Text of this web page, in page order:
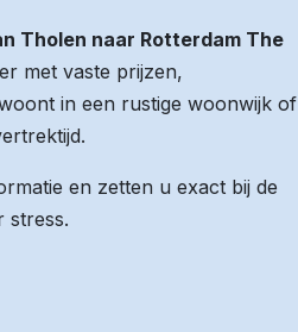
Tholen naar Rotterdam The
met vaste prijzen,
in een rustige woonwijk of
en zetten u exact bij de
stress.